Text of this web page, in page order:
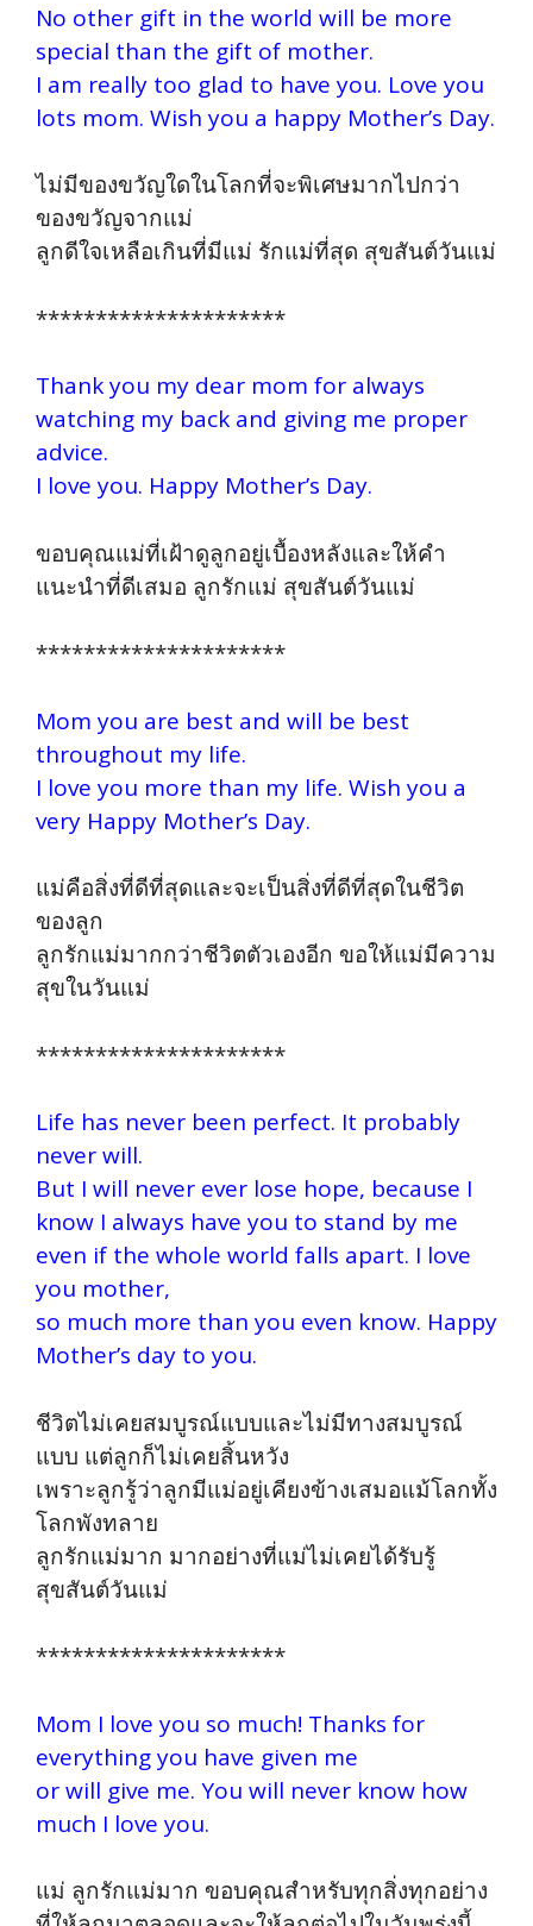
No other gift in the world will be more
special than the gift of mother.
I am really too glad to have you. Love you
lots mom. Wish you a happy Mother’s Day.
ไม่มีของขวัญใดในโลกที่จะพิเศษมากไปกว่า
ของขวัญจากแม่
ลูกดีใจเหลือเกินที่มีแม่ รักแม่ที่สุด สุขสันต์วันแม่
*********************
Thank you my dear mom for always
watching my back and giving me proper
advice.
I love you. Happy Mother’s Day.
ขอบคุณแม่ที่เฝ้าดูลูกอยู่เบื้องหลังและให้คำ
แนะนำที่ดีเสมอ ลูกรักแม่ สุขสันต์วันแม่
*********************
Mom you are best and will be best
throughout my life.
I love you more than my life. Wish you a
very Happy Mother’s Day.
แม่คือสิ่งที่ดีที่สุดและจะเป็นสิ่งที่ดีที่สุดในชีวิต
ของลูก
ลูกรักแม่มากกว่าชีวิตตัวเองอีก ขอให้แม่มีความ
สุขในวันแม่
*********************
Life has never been perfect. It probably
never will.
But I will never ever lose hope, because I
know I always have you to stand by me
even if the whole world falls apart. I love
you mother,
so much more than you even know. Happy
Mother’s day to you.
ชีวิตไม่เคยสมบูรณ์แบบและไม่มีทางสมบูรณ์
แบบ แต่ลูกก็ไม่เคยสิ้นหวัง
เพราะลูกรู้ว่าลูกมีแม่อยู่เคียงข้างเสมอแม้โลกทั้ง
โลกพังทลาย
ลูกรักแม่มาก มากอย่างที่แม่ไม่เคยได้รับรู้
สุขสันต์วันแม่
*********************
Mom I love you so much! Thanks for
everything you have given me
or will give me. You will never know how
much I love you.
แม่ ลูกรักแม่มาก ขอบคุณสำหรับทุกสิ่งทุกอย่าง